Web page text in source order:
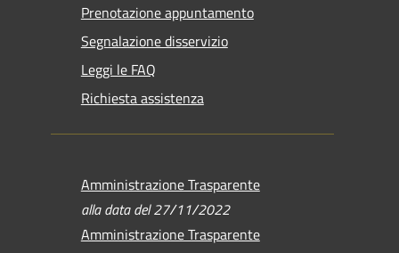
Prenotazione appuntamento
Segnalazione disservizio
Leggi le FAQ
Richiesta assistenza
Amministrazione Trasparente
alla data del 27/11/2022
Amministrazione Trasparente